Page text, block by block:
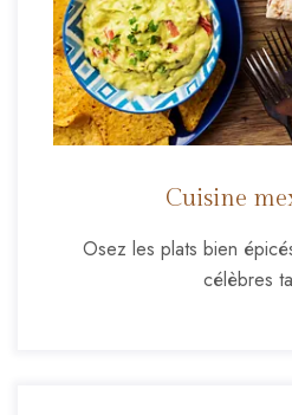
Cuisine
Osez les plats bien
célèbres